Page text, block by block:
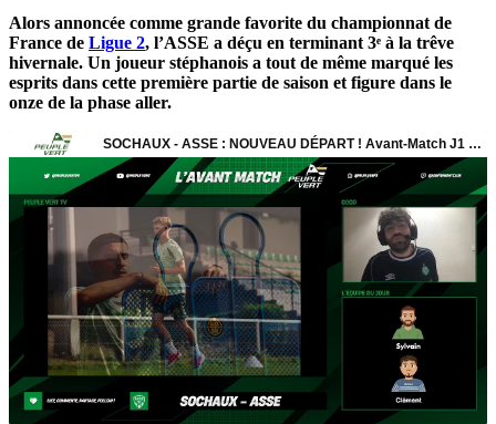
Alors annoncée comme grande favorite du championnat de
France de Ligue 2, l’ASSE a déçu en terminant 3ᵉ à la trêve
hivernale. Un joueur stéphanois a tout de même marqué les
esprits dans cette première partie de saison et figure dans le
onze de la phase aller.